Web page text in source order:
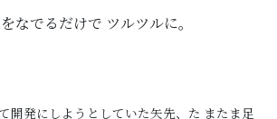
なでるだけで ツルツルに。
開発にしようとしていた矢先、た またま足